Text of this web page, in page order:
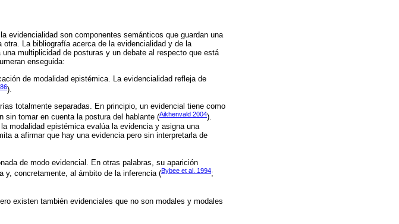
evidencialidad son componentes semánticos que guardan una
La bibliografía acerca de la evidencialidad y de la
multiplicidad de posturas y un debate al respecto que está
enseguida:
de modalidad epistémica. La evidencialidad refleja de
).
totalmente separadas. En principio, un evidencial tiene como
sin tomar en cuenta la postura del hablante (Aikhenvald 2004).
modalidad epistémica evalúa la evidencia y asigna una
a afirmar que hay una evidencia pero sin interpretarla de
de modo evidencial. En otras palabras, su aparición
y, concretamente, al ámbito de la inferencia (Bybee et al. 1994;
existen también evidenciales que no son modales y modales